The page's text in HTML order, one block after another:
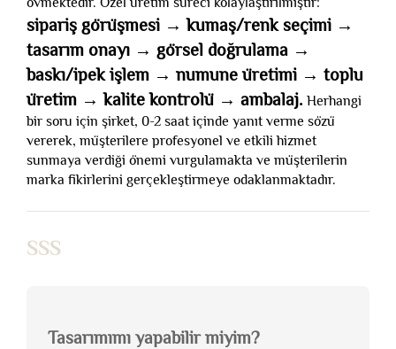
sipariş görüşmesi → kumaş/renk seçimi →
tasarım onayı → görsel doğrulama →
baskı/ipek işlem → numune üretimi → toplu
üretim → kalite kontrolü → ambalaj. Herhangi
bir soru için şirket, 0-2 saat içinde yanıt verme sözü
vererek, müşterilere profesyonel ve etkili hizmet
sunmaya verdiği önemi vurgulamakta ve müşterilerin
marka fikirlerini gerçekleştirmeye odaklanmaktadır.
SSS
Tasarımımı yapabilir miyim?